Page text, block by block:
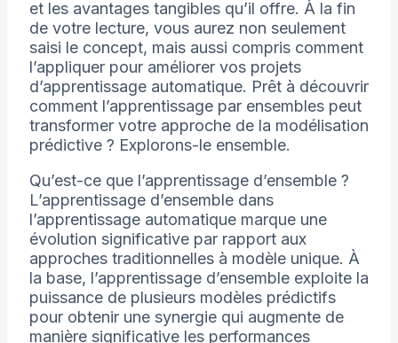
et les avantages tangibles qu’il offre. À la fin
de votre lecture, vous aurez non seulement
saisi le concept, mais aussi compris comment
l’appliquer pour améliorer vos projets
d’apprentissage automatique. Prêt à découvrir
comment l’apprentissage par ensembles peut
transformer votre approche de la modélisation
prédictive ? Explorons-le ensemble.
Qu’est-ce que l’apprentissage d’ensemble ?
L’apprentissage d’ensemble dans
l’apprentissage automatique marque une
évolution significative par rapport aux
approches traditionnelles à modèle unique. À
la base, l’apprentissage d’ensemble exploite la
puissance de plusieurs modèles prédictifs
pour obtenir une synergie qui augmente de
manière significative les performances